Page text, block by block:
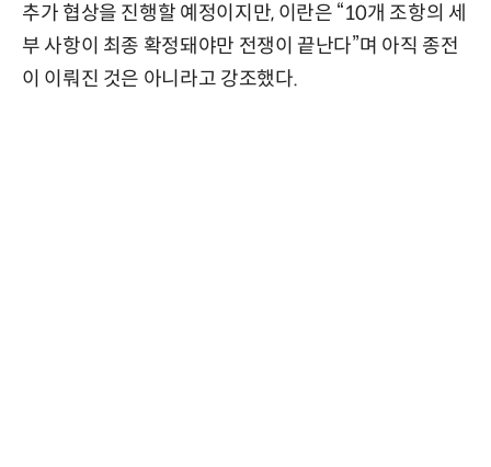
추가 협상을 진행할 예정이지만, 이란은 “10개 조항의 세
부 사항이 최종 확정돼야만 전쟁이 끝난다”며 아직 종전
이 이뤄진 것은 아니라고 강조했다.